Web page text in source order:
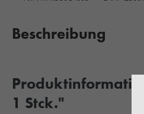
Beschreibung
1 Stck."